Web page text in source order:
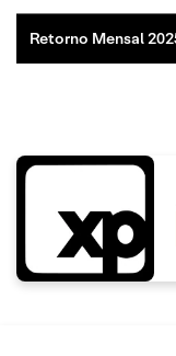
Retorno Mensal